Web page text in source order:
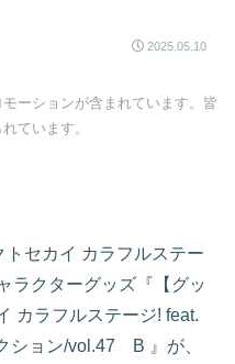
2025.05.10
ーションが含まれています。皆
ています。
セカイ カラフルステー
ラクターグッズ『【グッ
カラフルステージ! feat.
ション/vol.47 B 』が、